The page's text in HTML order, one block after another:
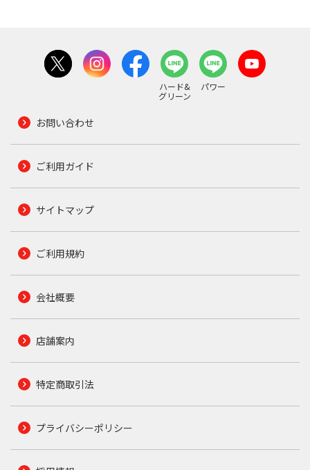
ハード&
グリーン
パワー
お問い合わせ
ご利用ガイド
サイトマップ
ご利用規約
会社概要
店舗案内
特定商取引法
プライバシーポリシー